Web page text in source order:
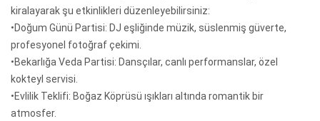
kiralayarak şu etkinlikleri düzenleyebilirsiniz:
•Doğum Günü Partisi: DJ eşliğinde müzik, süslenmiş güverte,
profesyonel fotoğraf çekimi.
•Bekarlığa Veda Partisi: Dansçılar, canlı performanslar, özel
kokteyl servisi.
•Evlilik Teklifi: Boğaz Köprüsü ışıkları altında romantik bir
atmosfer.